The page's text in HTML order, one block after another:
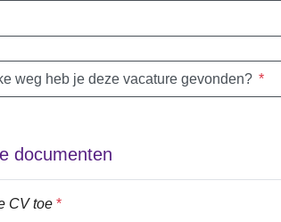
weg heb je deze vacature gevonden? *
documenten
CV toe *